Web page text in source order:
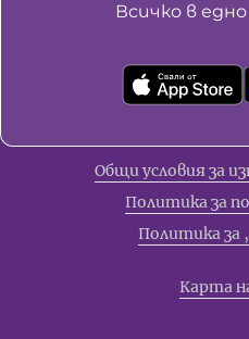
Всичко в
Общи условия за
Политика за
Политика за
Карта